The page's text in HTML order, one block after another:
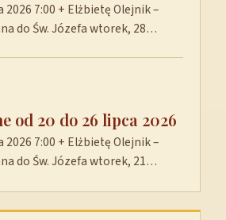
2026 7:00 + Elżbietę Olejnik –
do Św. Józefa wtorek, 28…
od 20 do 26 lipca 2026
2026 7:00 + Elżbietę Olejnik –
do Św. Józefa wtorek, 21…